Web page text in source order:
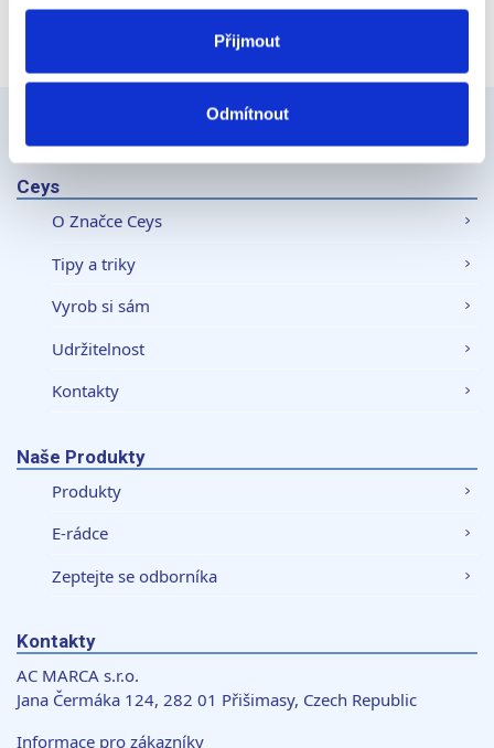
Identifikovali vaše zařízení pomocí aktivního
skenování pro konkrétní charakteristiky (otisk prstu)
Zjistěte více o tom, jak zpracováváme vaše osobní
Svůj souhlas můžete kdykoliv změnit nebo odvolat v
části Prohlášení o souborech cookie.
K personalizaci obsahu a reklam, poskytování funkcí
sociálních médií a analýze naší návštěvnosti využíváme
soubory cookie. Informace o tom, jak náš web používáte,
sdílíme se svými partnery pro sociální média, inzerci a
analýzy. Partneři tyto údaje mohou zkombinovat s
získali v důsledku toho, že používáte jejich služby.
Přijmout
Odmítnout
Ceys
O Značce Ceys
Tipy a triky
Vyrob si sám
Udržitelnost
Kontakty
Naše Produkty
Produkty
E-rádce
Zeptejte se odborníka
Kontakty
AC MARCA s.r.o.
Jana Čermáka 124, 282 01 Přišimasy, Czech Republic
Informace pro zákazníky